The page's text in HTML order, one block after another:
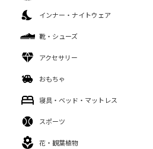
インナー・ナイトウェア
靴・シューズ
アクセサリー
おもちゃ
寝具・ベッド・マットレス
スポーツ
花・観葉植物